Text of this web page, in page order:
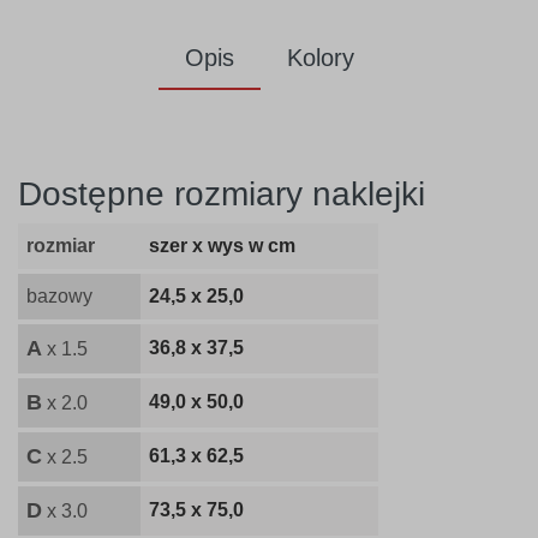
Opis Kolory
Dostępne rozmiary naklejki
rozmiar szer x wys w cm
bazowy 24,5 x 25,0
A x 1.5 36,8 x 37,5
B x 2.0 49,0 x 50,0
C x 2.5 61,3 x 62,5
D x 3.0 73,5 x 75,0